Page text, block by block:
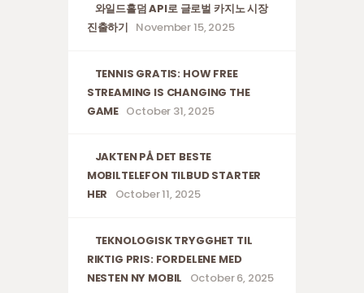
와일드홀덤 API로 글로벌 카지노 시장
진출하기 November 15, 2025
TENNIS GRATIS: HOW FREE
STREAMING IS CHANGING THE
GAME October 31, 2025
JAKTEN PÅ DET BESTE
MOBILTELEFON TILBUD STARTER
HER
October 11, 2025
TEKNOLOGISK TRYGGHET TIL
RIKTIG PRIS: FORDELENE MED
NESTEN NY MOBIL
October 6, 2025